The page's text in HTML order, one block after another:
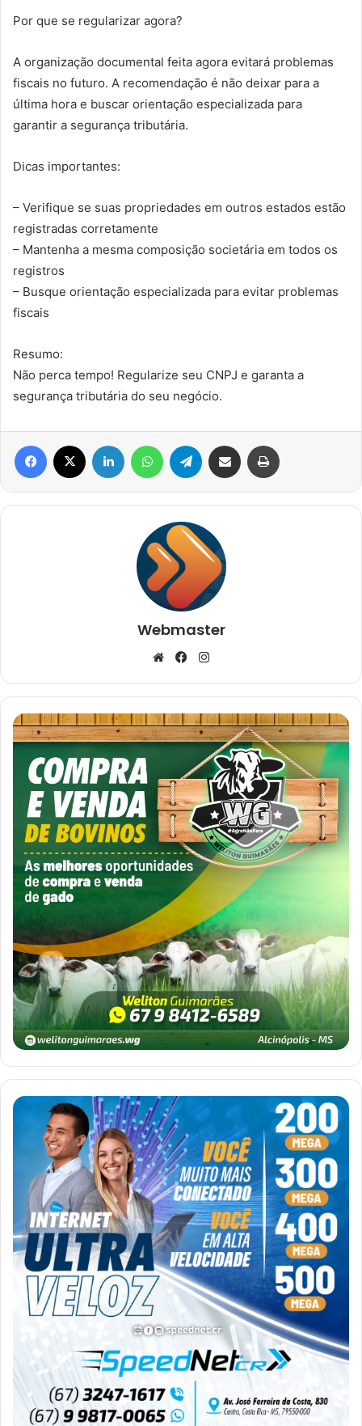
Por que se regularizar agora?
A organização documental feita agora evitará problemas
fiscais no futuro. A recomendação é não deixar para a
última hora e buscar orientação especializada para
garantir a segurança tributária.
Dicas importantes:
– Verifique se suas propriedades em outros estados estão
registradas corretamente
– Mantenha a mesma composição societária em todos os
registros
– Busque orientação especializada para evitar problemas
fiscais
Resumo:
Não perca tempo! Regularize seu CNPJ e garanta a
segurança tributária do seu negócio.
Facebook Linkedin WhatsAppTelegram Compartilhar via e-mail
Webmaster
WebsiteFacebook